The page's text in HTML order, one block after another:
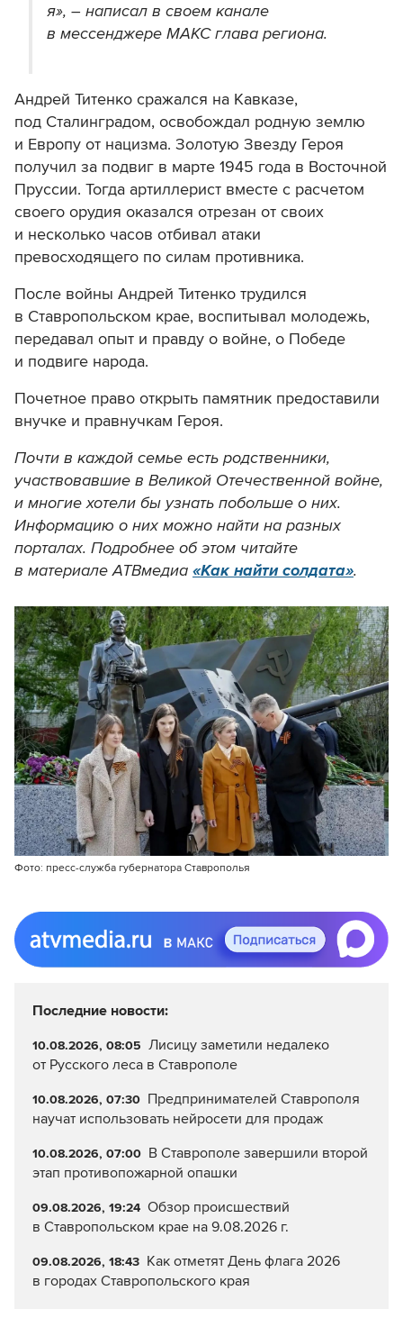
я», – написал в своем канале
в мессенджере МАКС глава региона.
Андрей Титенко сражался на Кавказе,
под Сталинградом, освобождал родную землю
и Европу от нацизма. Золотую Звезду Героя
получил за подвиг в марте 1945 года в Восточной
Пруссии. Тогда артиллерист вместе с расчетом
своего орудия оказался отрезан от своих
и несколько часов отбивал атаки
превосходящего по силам противника.
После войны Андрей Титенко трудился
в Ставропольском крае, воспитывал молодежь,
передавал опыт и правду о войне, о Победе
и подвиге народа.
Почетное право открыть памятник предоставили
внучке и правнучкам Героя.
Почти в каждой семье есть родственники,
участвовавшие в Великой Отечественной войне,
и многие хотели бы узнать побольше о них.
Информацию о них можно найти на разных
порталах. Подробнее об этом читайте
в материале АТВмедиа «Как найти солдата».
Фото: пресс-служба губернатора Ставрополья
Последние новости:
10.08.2026, 08:05 Лисицу заметили недалеко
от Русского леса в Ставрополе
10.08.2026, 07:30 Предпринимателей Ставрополя
научат использовать нейросети для продаж
10.08.2026, 07:00 В Ставрополе завершили второй
этап противопожарной опашки
09.08.2026, 19:24 Обзор происшествий
в Ставропольском крае на 9.08.2026 г.
09.08.2026, 18:43 Как отметят День флага 2026
в городах Ставропольского края